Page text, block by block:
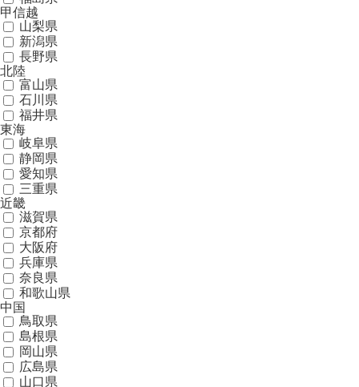
甲信越
山梨県
新潟県
長野県
北陸
富山県
石川県
福井県
東海
岐阜県
静岡県
愛知県
三重県
近畿
滋賀県
京都府
大阪府
兵庫県
奈良県
和歌山県
中国
鳥取県
島根県
岡山県
広島県
山口県